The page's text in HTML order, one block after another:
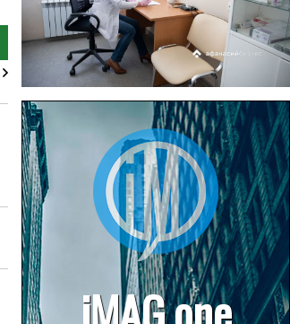
22.07.2026
Больница в Спирово работает
без рентгеновского кабинета